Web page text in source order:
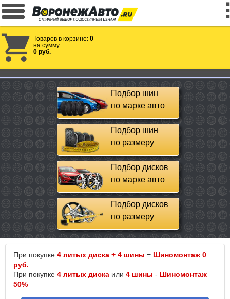
Товаров в корзине: 0
на сумму
0 руб.
Подбор шин
по марке авто
Подбор шин
по размеру
Подбор дисков
по марке авто
Подбор дисков
по размеру
При покупке 4 литых диска + 4 шины = Шиномонтаж 0
руб.
При покупке 4 литых диска или 4 шины - Шиномонтаж
50%